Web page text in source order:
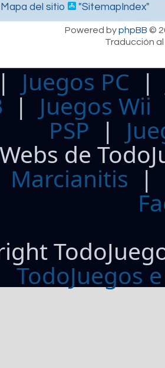
Mapa del sitio "SitemapIndex"
Powered byphpBB ©
Traducción
| Juegos PC
| Juegos Wii
PSP |
de
Marcianitis |
TodoJuegos